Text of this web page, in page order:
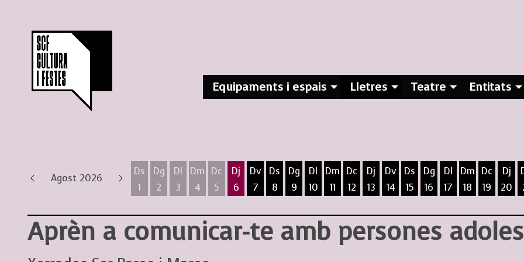
Equipaments i espais Lletres Teatre Entitats
Agost 2026
Ds
1
Dg
2
Dl
3
Dm
4
Dc
5
Dj
6
Dv
7
Ds
8
Dg
9
Dl
10
Dm
11
Dc
12
Dj
13
Dv
14
Ds
15
Dg
16
Dl
17
Dm
18
Dc
19
Dj
20
Aprèn a comunicar-te amb persones